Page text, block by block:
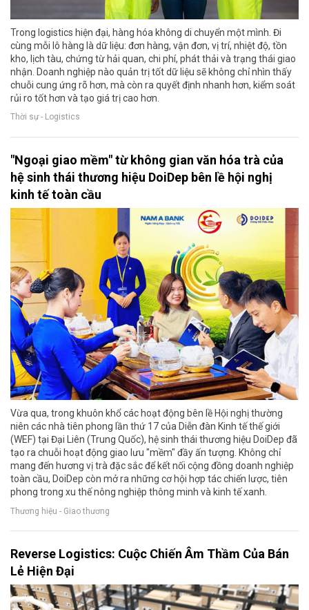
Trong logistics hiện đại, hàng hóa không di chuyển một mình. Đi
cùng mỗi lô hàng là dữ liệu: đơn hàng, vận đơn, vị trí, nhiệt độ, tồn
kho, lịch tàu, chứng từ hải quan, chi phí, phát thải và trạng thái giao
nhận. Doanh nghiệp nào quản trị tốt dữ liệu sẽ không chỉ nhìn thấy
chuỗi cung ứng rõ hơn, mà còn ra quyết định nhanh hơn, kiểm soát
rủi ro tốt hơn và tạo giá trị cao hơn.
Thời sự - Logistics
"Ngoại giao mềm" từ không gian văn hóa trà của
hệ sinh thái thương hiệu DoiDep bên lề hội nghị
kinh tế toàn cầu
Vừa qua, trong khuôn khổ các hoạt động bên lề Hội nghị thường
niên các nhà tiên phong lần thứ 17 của Diễn đàn Kinh tế thế giới
(WEF) tại Đại Liên (Trung Quốc), hệ sinh thái thương hiệu DoiDep đã
tạo ra chuỗi hoạt động giao lưu "mềm" đầy ấn tượng. Không chỉ
mang đến hương vị trà đặc sắc để kết nối cộng đồng doanh nghiệp
toàn cầu, DoiDep còn mở ra những cơ hội hợp tác chiến lược, tiên
phong trong xu thế nông nghiệp thông minh và kinh tế xanh.
Thương hiệu - Giao thương
Reverse Logistics: Cuộc Chiến Âm Thầm Của Bán
Lẻ Hiện Đại